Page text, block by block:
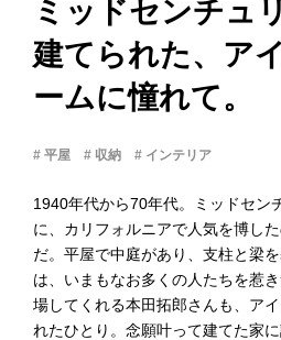
ミッドセンチュ
建てられた、ア
ームに憧れて。
# 平屋 # 収納 # インテリア
1940年代から70年代。ミッドセン
に、カリフォルニアで人気を博し
だ。平屋で中庭があり、支柱と梁
は、いまもなお多くの人たちを惹
場してくれる本田拓郎さんも、ア
れたひとり。念願叶って建てた家